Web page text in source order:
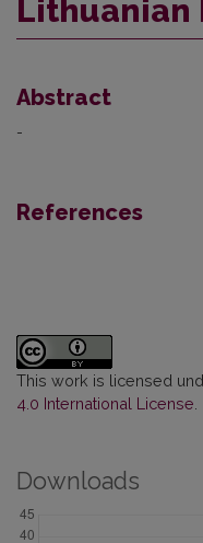
Lithuanian
Abstract
-
References
This work is licensed
4.0 International License
Downloads